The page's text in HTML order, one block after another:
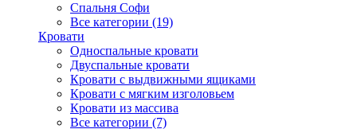
Спальня Софи
Все категории (19)
Кровати
Односпальные кровати
Двуспальные кровати
Кровати с выдвижными ящиками
Кровати с мягким изголовьем
Кровати из массива
Все категории (7)